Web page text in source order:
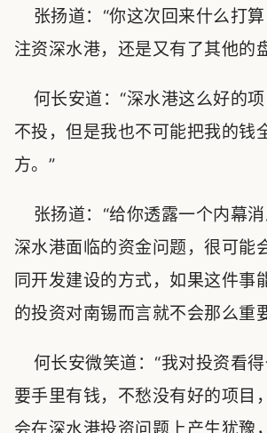
张扬道：“你这次回来什么打
注资深水港，还是又有了其他的
何长安道：“深水港这么好的
不投，但是我也不可能把我的钱
方。”
张扬道：“给你透露一个内幕
深水港面临的资金问题，很可能
同开发建设的方式，如果这件事
的投资对南锡而言就不会那么重
何长安微笑道：“我对投资看
要手里有钱，不愁没有好的项目